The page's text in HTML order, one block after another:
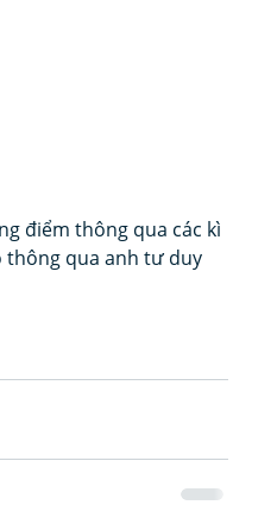
điểm thông qua các kì
thông qua anh tư duy